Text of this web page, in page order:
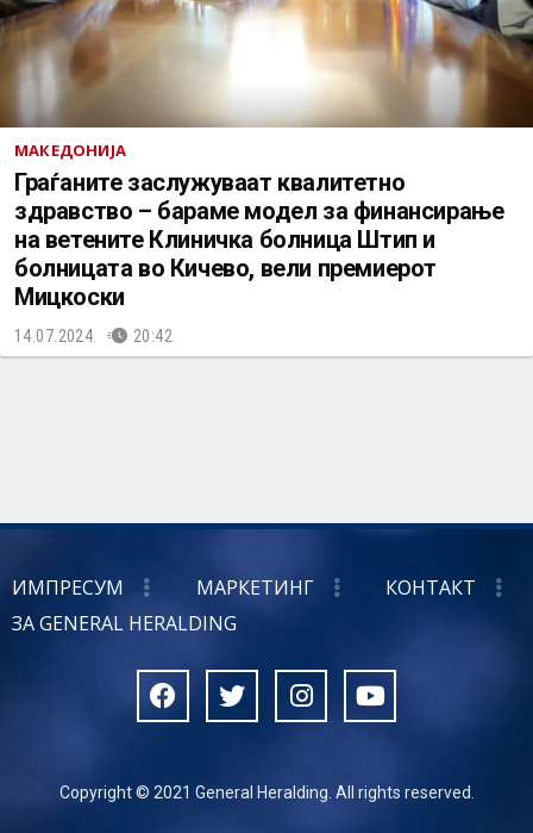
МАКЕДОНИЈА
Граѓаните заслужуваат квалитетно
здравство – бараме модел за финансирање
на ветените Клиничка болница Штип и
болницата во Кичево, вели премиерот
Мицкоски
14.07.2024. 20:42
ИМПРЕСУМ МАРКЕТИНГ
КОНТАКТ
ЗА GENERAL HERALDING
Copyright © 2021 General Heralding. All rights reserved.